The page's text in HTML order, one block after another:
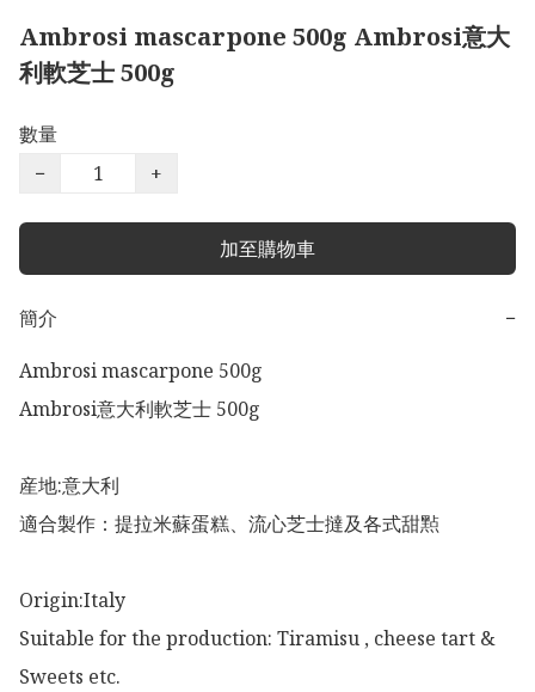
Ambrosi mascarpone 500g Ambrosi意大
利軟芝士 500g
數量
−
+
加至購物車
簡介
−
Ambrosi mascarpone 500g
Ambrosi意大利軟芝士 500g
産地:意大利
適合製作：提拉米蘇蛋糕、流心芝士撻及各式甜㸃
Origin:Italy
Suitable for the production: Tiramisu , cheese tart &
Sweets etc.